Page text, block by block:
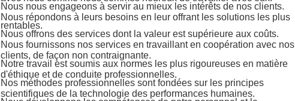
Nous nous engageons à servir au mieux les intérêts de nos clients.
Nous répondons à leurs besoins en leur offrant les solutions les plus
rentables.
Nous offrons des services dont la valeur est supérieure aux coûts.
Nous fournissons nos services en travaillant en coopération avec nos
clients, de façon non contraignante.
Notre travail est soumis aux normes les plus rigoureuses en matière
d'éthique et de conduite professionnelles.
Nos méthodes professionnelles sont fondées sur les principes
scientifiques de la technologie des performances humaines.